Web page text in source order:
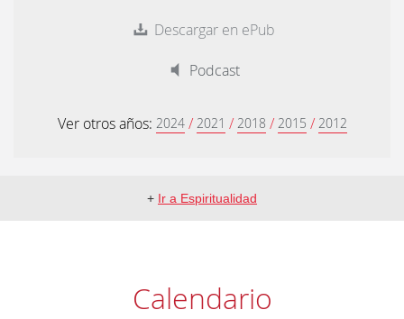
Descargar en ePub
Podcast
Ver otros años: 2024 / 2021 / 2018 / 2015 / 2012
+ Ir a Espiritualidad
Calendario